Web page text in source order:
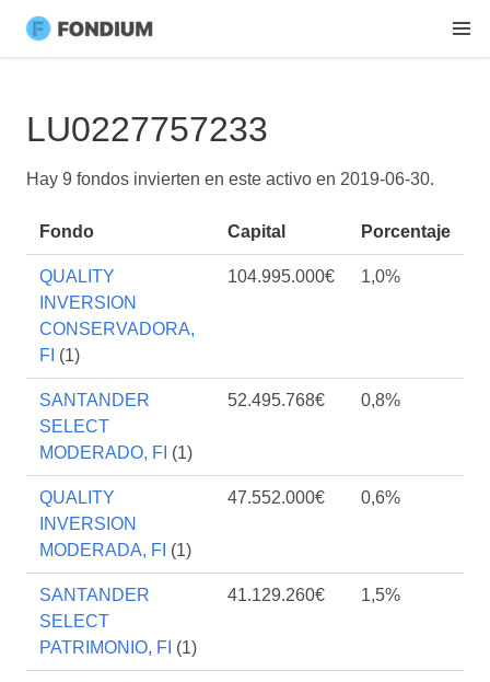
LU0227757233
Hay 9 fondos invierten en este activo en 2019-06-30.
Fondo Capital Porcentaje
QUALITY
INVERSION
CONSERVADORA,
FI (1)
104.995.000€ 1,0%
SANTANDER
SELECT
MODERADO, FI (1)
52.495.768€ 0,8%
QUALITY
INVERSION
MODERADA, FI (1)
47.552.000€ 0,6%
SANTANDER
SELECT
PATRIMONIO, FI (1)
41.129.260€ 1,5%